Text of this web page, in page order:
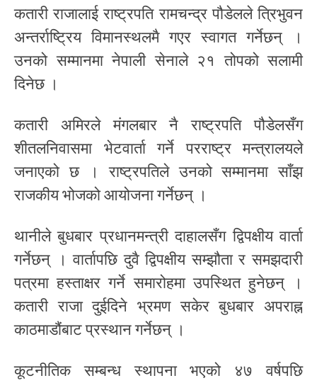
कतारी राजालाई राष्ट्रपति रामचन्द्र पौडेलले त्रिभुवन
अन्तर्राष्ट्रिय विमानस्थलमै गएर स्वागत गर्नेछन् ।
उनको सम्मानमा नेपाली सेनाले २१ तोपको सलामी
दिनेछ ।
कतारी अमिरले मंगलबार नै राष्ट्रपति पौडेलसँग
शीतलनिवासमा भेटवार्ता गर्ने परराष्ट्र मन्त्रालयले
जनाएको छ । राष्ट्रपतिले उनको सम्मानमा साँझ
राजकीय भोजको आयोजना गर्नेछन् ।
थानीले बुधबार प्रधानमन्त्री दाहालसँग द्विपक्षीय वार्ता
गर्नेछन् । वार्तापछि दुवै द्विपक्षीय सम्झौता र समझदारी
पत्रमा हस्ताक्षर गर्ने समारोहमा उपस्थित हुनेछन् ।
कतारी राजा दुईदिने भ्रमण सकेर बुधबार अपराह्न
काठमाडौंबाट प्रस्थान गर्नेछन् ।
कूटनीतिक सम्बन्ध स्थापना भएको ४७ वर्षपछि